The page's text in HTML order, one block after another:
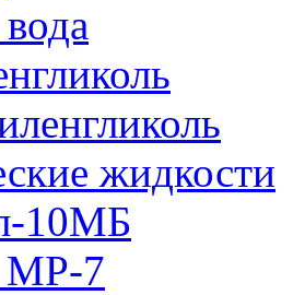
жидкости
10МБ
7